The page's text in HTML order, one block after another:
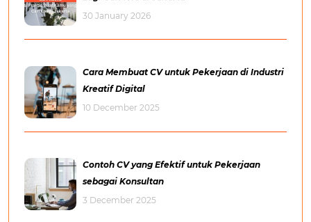
30 January 2026
Cara Membuat CV untuk Pekerjaan di Industri
Kreatif Digital
10 December 2025
Contoh CV yang Efektif untuk Pekerjaan
sebagai Konsultan
3 December 2025